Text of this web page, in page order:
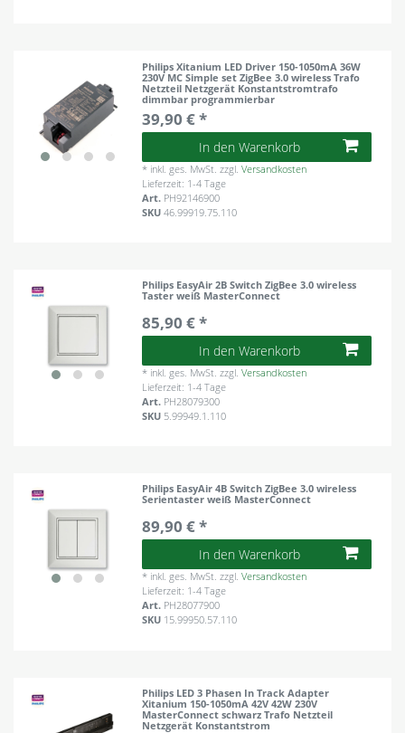
Philips Xitanium LED Driver 150-1050mA 36W
230V MC Simple set ZigBee 3.0 wireless Trafo
Netzteil Netzgerät Konstantstromtrafo
dimmbar programmierbar
39,90 € *
In den Warenkorb
* inkl. ges. MwSt. zzgl.Versandkosten
Lieferzeit: 1-4 Tage
Art. PH92146900
SKU46.99919.75.110
Philips EasyAir 2B Switch ZigBee 3.0 wireless
Taster weiß MasterConnect
85,90 € *
In den Warenkorb
* inkl. ges. MwSt. zzgl.Versandkosten
Lieferzeit: 1-4 Tage
Art. PH28079300
SKU 5.99949.1.110
Philips EasyAir 4B Switch ZigBee 3.0 wireless
Serientaster weiß MasterConnect
89,90 € *
In den Warenkorb
* inkl. ges. MwSt. zzgl.Versandkosten
Lieferzeit: 1-4 Tage
Art. PH28077900
SKU 15.99950.57.110
Philips LED 3 Phasen In Track Adapter
Xitanium 150-1050mA 42V 42W 230V
MasterConnect schwarz Trafo Netzteil
Netzgerät Konstantstrom